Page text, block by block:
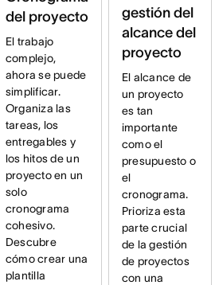
del proyecto
El trabajo
complejo,
ahora se puede
simplificar.
Organiza las
tareas, los
entregables y
los hitos de un
proyecto en un
solo
cronograma
cohesivo.
Descubre
cómo crear una
plantilla
gestión del
alcance del
proyecto
El alcance de
un proyecto
es tan
importante
como el
presupuesto o
el
cronograma.
Prioriza esta
parte crucial
de la gestión
de proyectos
con una